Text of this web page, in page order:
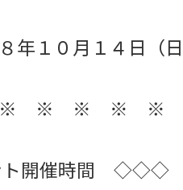
年１０月１４日
※ ※ ※ ※
開催時間 ◇◇◇